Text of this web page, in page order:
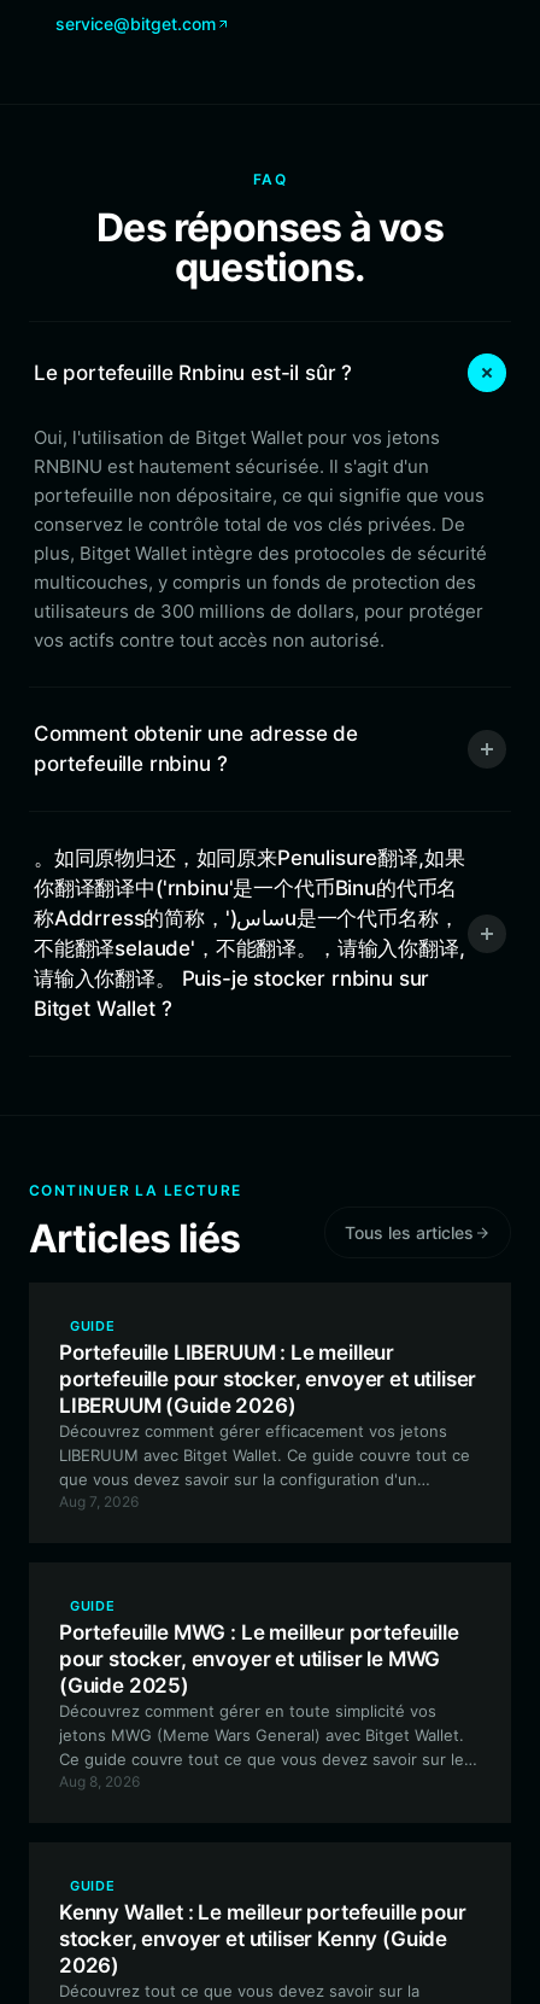
service@bitget.com
FAQ
Des réponses à vos
questions.
Le portefeuille Rnbinu est-il sûr ?
Oui, l'utilisation de Bitget Wallet pour vos jetons
RNBINU est hautement sécurisée. Il s'agit d'un
portefeuille non dépositaire, ce qui signifie que vous
conservez le contrôle total de vos clés privées. De
plus, Bitget Wallet intègre des protocoles de sécurité
multicouches, y compris un fonds de protection des
utilisateurs de 300 millions de dollars, pour protéger
vos actifs contre tout accès non autorisé.
Comment obtenir une adresse de
portefeuille rnbinu ?
。如同原物归还，如同原来Penulisure翻译,如果
你翻译翻译中('rnbinu'是一个代币Binu的代币名
称Addrress的简称，')ساسu是一个代币名称，
不能翻译selaude'，不能翻译。，请输入你翻译,
请输入你翻译。 Puis-je stocker rnbinu sur
Bitget Wallet ?
CONTINUER LA LECTURE
Articles liés Tous les articles
GUIDE
Portefeuille LIBERUUM : Le meilleur
portefeuille pour stocker, envoyer et utiliser
LIBERUUM (Guide 2026)
Découvrez comment gérer efficacement vos jetons
LIBERUUM avec Bitget Wallet. Ce guide couvre tout ce
que vous devez savoir sur la configuration d'un
portefeuille sécurisé et compatible EVM pour naviguer
Aug 7, 2026
GUIDE
Portefeuille MWG : Le meilleur portefeuille
pour stocker, envoyer et utiliser le MWG
(Guide 2025)
Découvrez comment gérer en toute simplicité vos
jetons MWG (Meme Wars General) avec Bitget Wallet.
Ce guide couvre tout ce que vous devez savoir sur le
stockage sécurisé, le trading et la participation à
Aug 8, 2026
GUIDE
Kenny Wallet : Le meilleur portefeuille pour
stocker, envoyer et utiliser Kenny (Guide
2026)
Découvrez tout ce que vous devez savoir sur la